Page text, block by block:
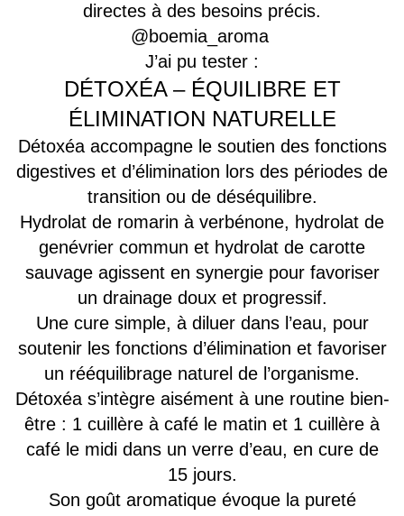
directes à des besoins précis.
@boemia_aroma
J’ai pu tester :
DÉTOXÉA – ÉQUILIBRE ET
ÉLIMINATION NATURELLE
Détoxéa accompagne le soutien des fonctions
digestives et d’élimination lors des périodes de
transition ou de déséquilibre.
Hydrolat de romarin à verbénone, hydrolat de
genévrier commun et hydrolat de carotte
sauvage agissent en synergie pour favoriser
un drainage doux et progressif.
Une cure simple, à diluer dans l’eau, pour
soutenir les fonctions d’élimination et favoriser
un rééquilibrage naturel de l’organisme.
Détoxéa s’intègre aisément à une routine bien-
être : 1 cuillère à café le matin et 1 cuillère à
café le midi dans un verre d’eau, en cure de
15 jours.
Son goût aromatique évoque la pureté